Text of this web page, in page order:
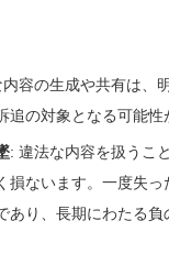
内容の生成や共有は、
追の対象となる可能性
: 違法な内容を扱うこ
損ないます。一度失っ
あり、長期にわたる負